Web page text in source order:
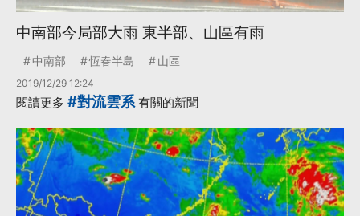
中南部今局部大雨 東半部、山區有雨
中南部 恆春半島 山區
2019/12/29 12:24
閱讀更多 #對流雲系有關的新聞